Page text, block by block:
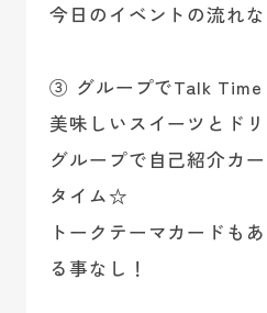
今日のイベントの流れ
③ グループでTalk Time
美味しいスイーツとド
グループで自己紹介カ
タイム☆
トークテーマカードも
る事なし！